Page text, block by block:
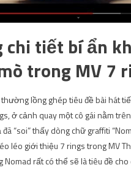
chi tiết bí ẩn
trong MV 7
lồng ghép tiêu đề bài hát
ở cảnh quay một cô gái nằm
“soi” thấy dòng chữ graffiti
léo giới thiệu 7 rings trong MV
rất có thể sẽ là tiêu đề